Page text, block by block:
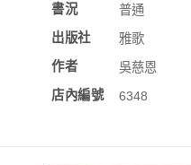
書況
普通
出版社
雅歌
作者
吳慈恩
店內編號
6348